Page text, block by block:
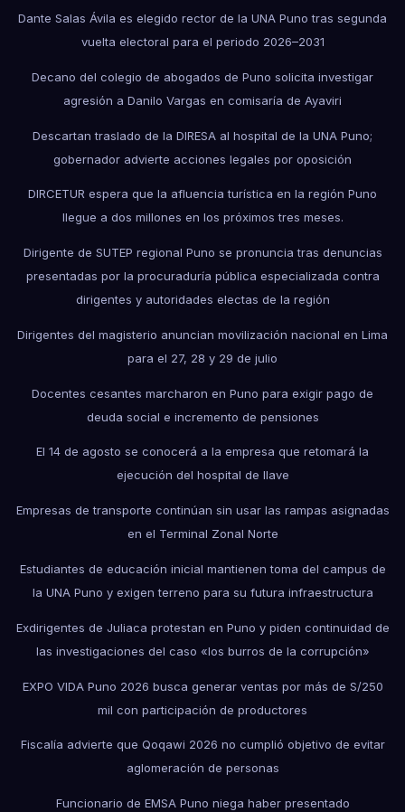
Dante Salas Ávila es elegido rector de la UNA Puno tras segunda
vuelta electoral para el periodo 2026–2031
Decano del colegio de abogados de Puno solicita investigar
agresión a Danilo Vargas en comisaría de Ayaviri
Descartan traslado de la DIRESA al hospital de la UNA Puno;
gobernador advierte acciones legales por oposición
DIRCETUR espera que la afluencia turística en la región Puno
llegue a dos millones en los próximos tres meses.
Dirigente de SUTEP regional Puno se pronuncia tras denuncias
presentadas por la procuraduría pública especializada contra
dirigentes y autoridades electas de la región
Dirigentes del magisterio anuncian movilización nacional en Lima
para el 27, 28 y 29 de julio
Docentes cesantes marcharon en Puno para exigir pago de
deuda social e incremento de pensiones
El 14 de agosto se conocerá a la empresa que retomará la
ejecución del hospital de Ilave
Empresas de transporte continúan sin usar las rampas asignadas
en el Terminal Zonal Norte
Estudiantes de educación inicial mantienen toma del campus de
la UNA Puno y exigen terreno para su futura infraestructura
Exdirigentes de Juliaca protestan en Puno y piden continuidad de
las investigaciones del caso «los burros de la corrupción»
EXPO VIDA Puno 2026 busca generar ventas por más de S/250
mil con participación de productores
Fiscalía advierte que Qoqawi 2026 no cumplió objetivo de evitar
aglomeración de personas
Funcionario de EMSA Puno niega haber presentado